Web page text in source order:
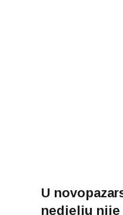
U
nedjelju